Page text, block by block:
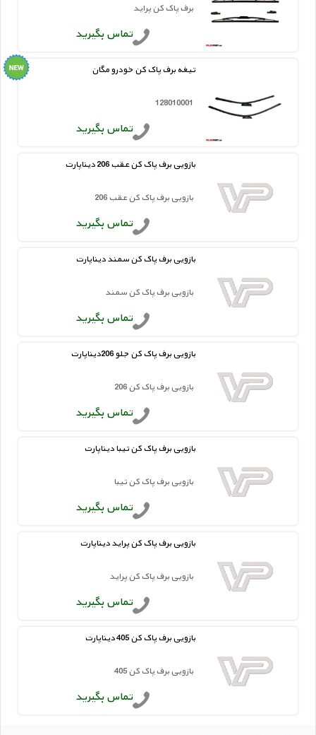
برف پاک کن پراید
تماس بگیرید
تیغه برف پاک کن خودرو مگان
128010001
تماس بگیرید
بازویی برف پاک کن عقب 206 دیناپارت
بازویی برف پاک کن عقب 206
تماس بگیرید
بازویی برف پاک کن سمند دیناپارت
بازویی برف پاک کن سمند
تماس بگیرید
بازویی برف پاک کن جلو 206دیناپارت
بازویی برف پاک کن 206
تماس بگیرید
بازویی برف پاک کن تیبا دیناپارت
بازویی برف پاک کن تیبا
تماس بگیرید
بازویی برف پاک کن پراید دیناپارت
بازویی برف پاک کن پراید
تماس بگیرید
بازویی برف پاک کن 405 دیناپارت
بازویی برف پاک کن 405
تماس بگیرید